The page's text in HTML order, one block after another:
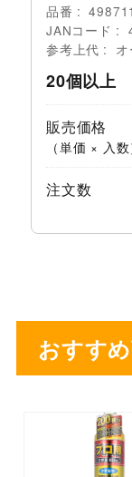
品番
JANコード
参考上代
20個以上
販売価格
（単価 × 入数
注文数
おすす